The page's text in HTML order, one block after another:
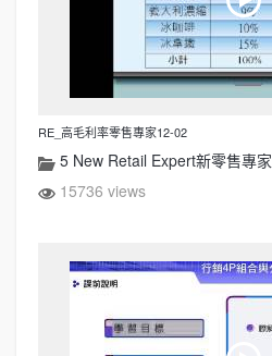
RE_高毛利率零售專家12-02
5 New Retail Expert新零售專家
15736 views